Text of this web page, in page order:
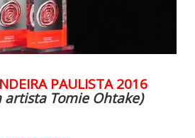
PAULISTA 2016
artista Tomie Ohtake)